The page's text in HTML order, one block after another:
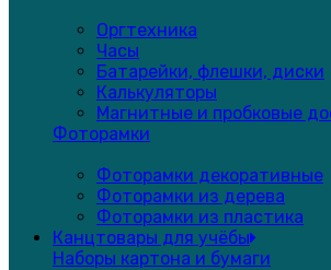
Оргтехника
Часы
Батарейки, флешки, диски
Калькуляторы
Магнитные и пробковые
Фоторамки
Фоторамки декоративные
Фоторамки из дерева
Фоторамки из пластика
Канцтовары для учёбы
Наборы картона и бумаги